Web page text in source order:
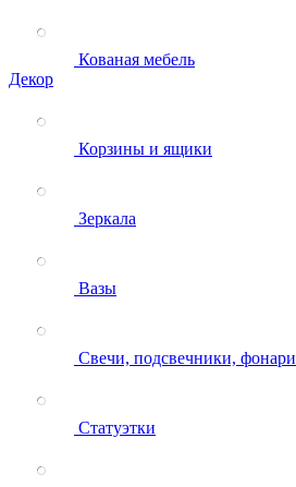
Кованая мебель
Декор
Корзины и ящики
Зеркала
Вазы
Свечи, подсвечники, фонари
Статуэтки